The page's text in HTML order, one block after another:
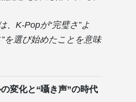
、K-Popが“完璧さ”よ
”を選び始めたことを意味
変化と“囁き声”の時代